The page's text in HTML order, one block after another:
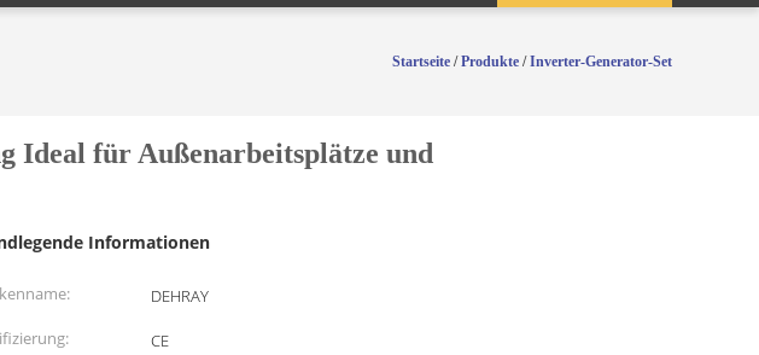
Startseite /Produkte /Inverter-Generator-Set
Ideal für Außenarbeitsplätze und
Informationen
DEHRAY
CE